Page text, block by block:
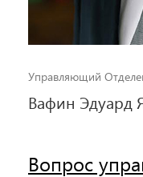
Управляющий
Вафин Эдуард
Вопрос